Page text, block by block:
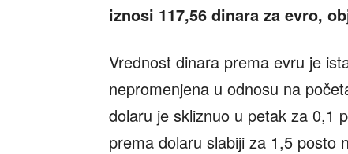
iznosi 117,56 dinara za evro,
Vrednost dinara prema evru je
nepromenjena u odnosu na
dolaru je skliznuo u petak za 0,1
prema dolaru slabiji za 1,5 posto